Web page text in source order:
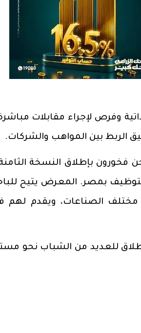
وفرص لإجراء مقابلات
بين المواهب والشركات.
فخورون بإطلاق النسخة
بمصر. المعرض يتيح
الصناعات، ويقدم لهم
للعديد من الشباب نحو